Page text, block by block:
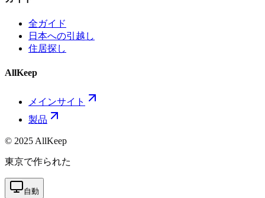
全ガイド
日本への引越し
住居探し
AllKeep
メインサイト
製品
© 2025 AllKeep
東京で作られた
自動